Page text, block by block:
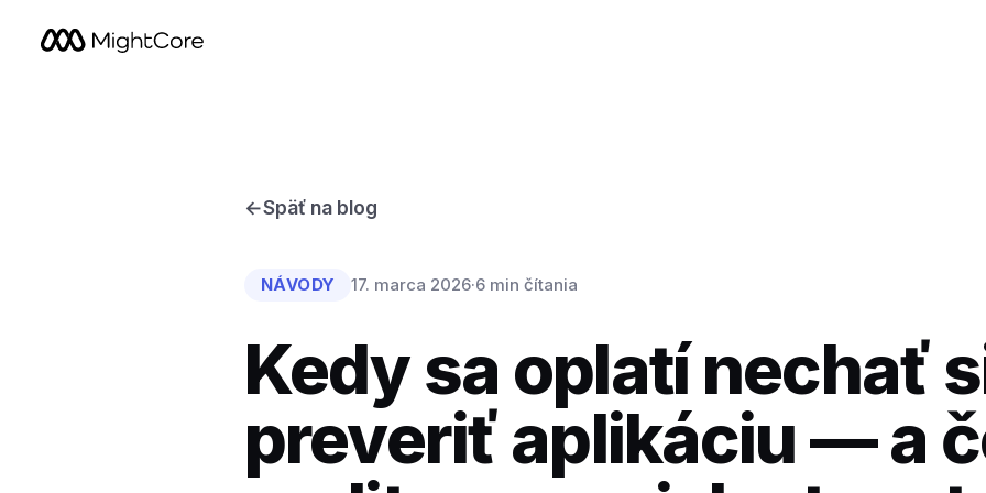
←Späť na blog
NÁVODY 17. marca 2026·6 min čítania
Kedy sa oplatí nechať
preveriť aplikáciu — a